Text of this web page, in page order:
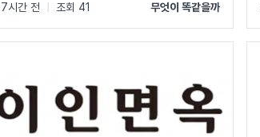
7시간 전 조회 41 무엇이 똑같을까